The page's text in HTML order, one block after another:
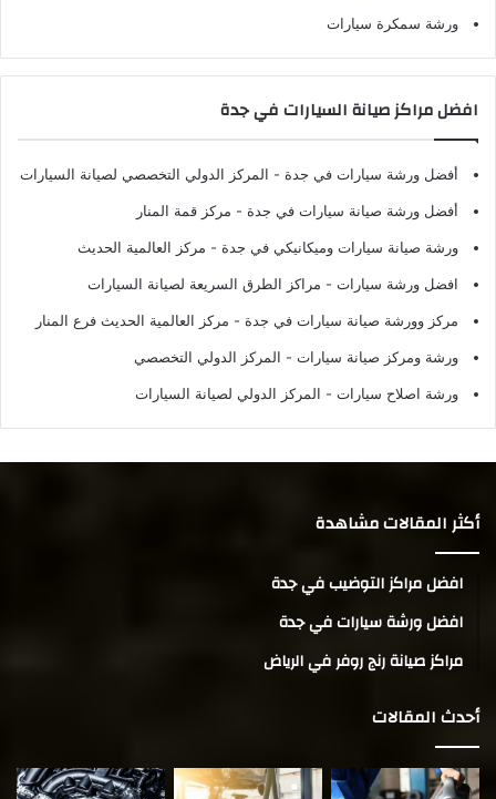
ورشة سمكرة سيارات
افضل مراكز صيانة السيارات في جدة
أفضل ورشة سيارات في جدة - المركز الدولي التخصصي لصيانة السيارات
أفضل ورشة صيانة سيارات في جدة - مركز قمة المنار
ورشة صيانة سيارات وميكانيكي في جدة - مركز العالمية الحديث
افضل ورشة سيارات - مراكز الطرق السريعة لصيانة السيارات
مركز وورشة صيانة سيارات في جدة - مركز العالمية الحديث فرع المنار
ورشة ومركز صيانة سيارات - المركز الدولي التخصصي
ورشة اصلاح سيارات - المركز الدولي لصيانة السيارات
أكثر المقالات مشاهدة
افضل مراكز التوضيب في جدة
افضل ورشة سيارات في جدة
مراكز صيانة رنج روفر في الرياض
أحدث المقالات